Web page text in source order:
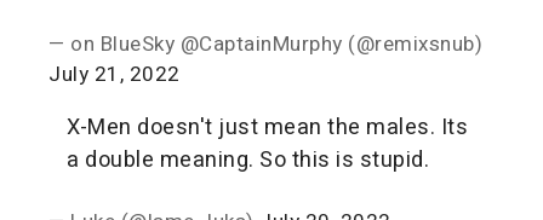
— on BlueSky @CaptainMurphy (@remixsnub)
July 21, 2022
X-Men doesn't just mean the males. Its
a double meaning. So this is stupid.